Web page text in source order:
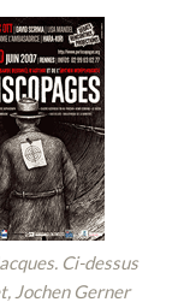
Ci-dessus
Jochen Gerner